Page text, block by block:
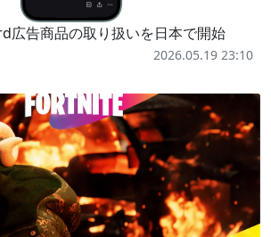
広告商品の取り扱いを日本で開始
2026.05.19 23:10